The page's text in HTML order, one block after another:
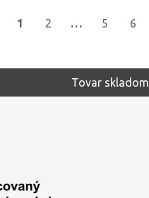
1 2 … 5 6
Tovar skladom